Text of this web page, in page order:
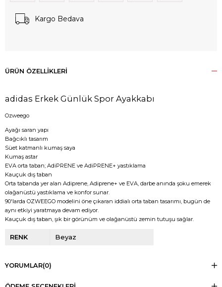
Kargo Bedava
ÜRÜN ÖZELLIKLERI
adidas Erkek Günlük Spor Ayakkabı
Ozweego
Ayağı saran yapı
Bağcıklı tasarım
Süet katmanlı kumaş saya
Kumaş astar
EVA orta taban; AdiPRENE ve AdiPRENE+ yastıklama
Kauçuk dış taban
Orta tabanda yer alan Adiprene, Adiprene+ ve EVA, darbe anında şoku emerek
olağanüstü yastıklama ve konfor sunar.
90'larda OZWEEGO modelini öne çıkaran iddialı orta taban tasarımı, bugün de
aynı etkiyi yaratmaya devam ediyor.
Kauçuk dış taban, şık bir görünüm ve olağanüstü zemin tutuşu sağlar.
RENK Beyaz
YORUMLAR(0)